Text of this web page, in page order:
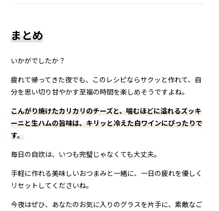
まとめ
いかがでしたか？
疲れて帰ってきた夜でも、このレシピならサクッと作れて、自
分を思い切り甘やかす至福の時間を楽しめそうですよね。
こんがり焼けたカリカリのチーズと、噛むほどに溢れるズッキ
ーニと生ハムの旨味は、キリッと冷えた白ワインにぴったりで
す。
毎日の自炊は、いつも完璧じゃなくても大丈夫。
手軽に作れる美味しいおつまみと一緒に、一日の疲れを優しく
リセットしてくださいね。
今夜はぜひ、あなたのお気に入りのグラスを片手に、素敵なご